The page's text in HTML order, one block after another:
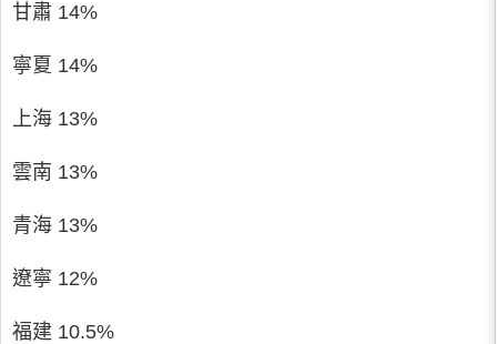
甘肅 14%
寧夏 14%
上海 13%
雲南 13%
青海 13%
遼寧 12%
福建 10.5%